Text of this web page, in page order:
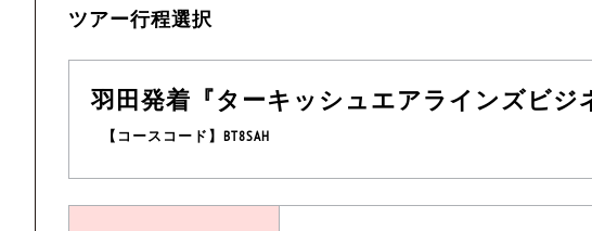
ツアー行程選択
羽田発着『ターキッシュエアラインズビ
【コースコード】BT8SAH